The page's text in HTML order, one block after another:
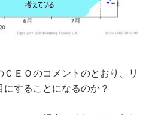
ＥＯのコメントのとおり、リ
することになるのか？